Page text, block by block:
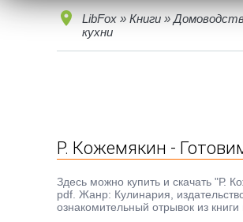
LibFox » Книги »
кухни
Р. Кожемякин -
Здесь можно купить и скачать "Р.
pdf. Жанр: Кулинария,
ознакомительный отрывок из